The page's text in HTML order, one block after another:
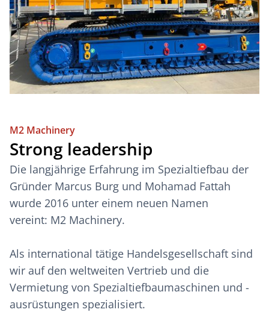
M2 Machinery
Strong leadership
Die langjährige Erfahrung im Spezialtiefbau der
Gründer Marcus Burg und Mohamad Fattah
wurde 2016 unter einem neuen Namen
vereint: M2 Machinery.
Als international tätige Handelsgesellschaft sind
wir auf den weltweiten Vertrieb und die
Vermietung von Spezialtiefbaumaschinen und -
ausrüstungen spezialisiert.